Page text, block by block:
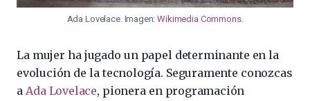
Ada Lovelace. Imagen:Wikimedia Commons.
La mujer ha jugado un papel determinante en la
evolución de la tecnología. Seguramente conozcas
a Ada Lovelace, pionera en programación